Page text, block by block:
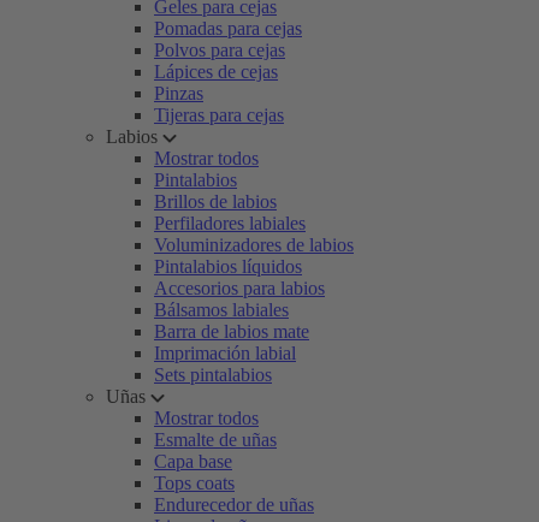
Geles para cejas
Pomadas para cejas
Polvos para cejas
Lápices de cejas
Pinzas
Tijeras para cejas
Labios
Mostrar todos
Pintalabios
Brillos de labios
Perfiladores labiales
Voluminizadores de labios
Pintalabios líquidos
Accesorios para labios
Bálsamos labiales
Barra de labios mate
Imprimación labial
Sets pintalabios
Uñas
Mostrar todos
Esmalte de uñas
Capa base
Tops coats
Endurecedor de uñas